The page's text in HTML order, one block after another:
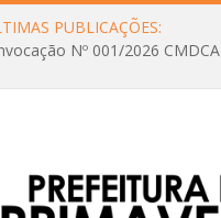
PUBLICAÇÕES:
Nº 001/2026 CMDCA